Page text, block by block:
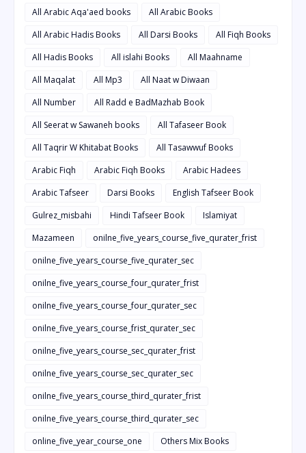
All Arabic Aqa'aed books
All Arabic Books
All Arabic Hadis Books
All Darsi Books
All Fiqh Books
All Hadis Books
All islahi Books
All Maahname
All Maqalat
All Mp3
All Naat w Diwaan
All Number
All Radd e BadMazhab Book
All Seerat w Sawaneh books
All Tafaseer Book
All Taqrir W Khitabat Books
All Tasawwuf Books
Arabic Fiqh
Arabic Fiqh Books
Arabic Hadees
Arabic Tafseer
Darsi Books
English Tafseer Book
Gulrez_misbahi
Hindi Tafseer Book
Islamiyat
Mazameen
onilne_five_years_course_five_qurater_frist
onilne_five_years_course_five_qurater_sec
onilne_five_years_course_four_qurater_frist
onilne_five_years_course_four_qurater_sec
onilne_five_years_course_frist_qurater_sec
onilne_five_years_course_sec_qurater_frist
onilne_five_years_course_sec_qurater_sec
onilne_five_years_course_third_qurater_frist
onilne_five_years_course_third_qurater_sec
online_five_year_course_one
Others Mix Books